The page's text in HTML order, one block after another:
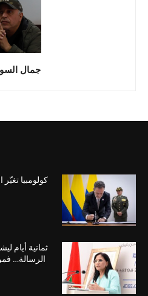
جمال
كولومبيا
ثمانية أيام
الرسالة…